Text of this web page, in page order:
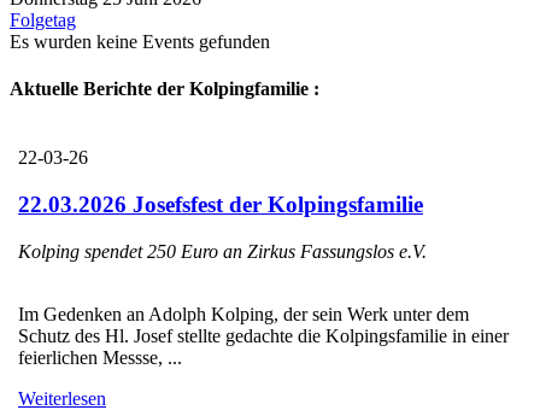
Folgetag
Es wurden keine Events gefunden
Aktuelle Berichte der Kolpingfamilie :
22-03-26
22.03.2026 Josefsfest der Kolpingsfamilie
Kolping spendet 250 Euro an Zirkus Fassungslos e.V.
Im Gedenken an Adolph Kolping, der sein Werk unter dem
Schutz des Hl. Josef stellte gedachte die Kolpingsfamilie in einer
feierlichen Messse, ...
Weiterlesen